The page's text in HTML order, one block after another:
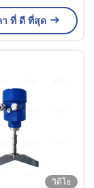
า ที่ ดี ที่สุด
วิดีโอ